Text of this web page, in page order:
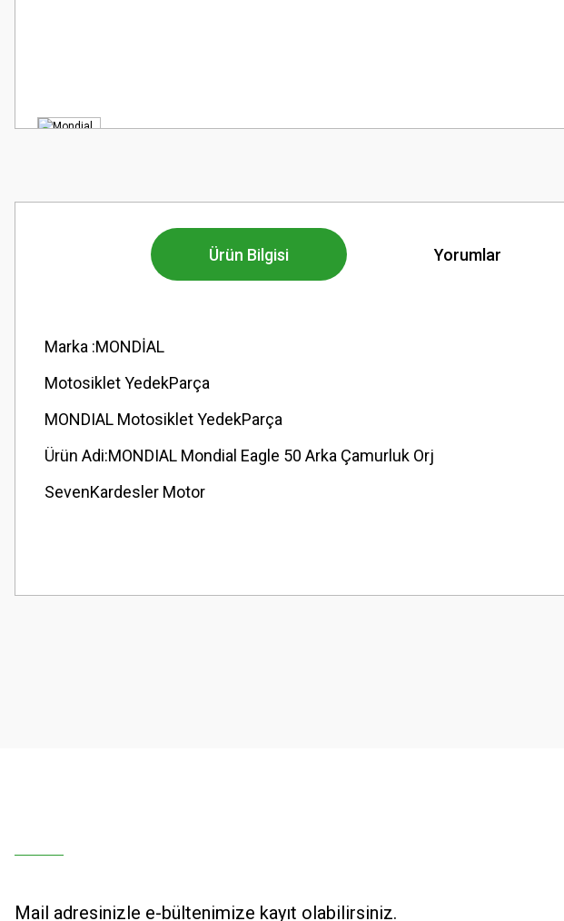
Ürün Bilgisi Yorumlar
Marka :MONDİAL
Motosiklet YedekParça
MONDIAL Motosiklet YedekParça
Ürün Adi:MONDIAL Mondial Eagle 50 Arka Çamurluk Orj
SevenKardesler Motor
Görüş ve önerileriniz için teşekkür ederiz.
Mail adresinizle e-bültenimize kayıt olabilirsiniz.